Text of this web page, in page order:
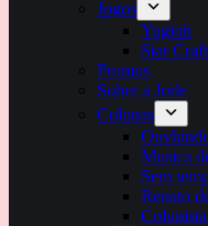
Jogos
Yugioh
Star Craft
Promos
Sobre a Jorle
Colunas
Musica
Sem
Renato